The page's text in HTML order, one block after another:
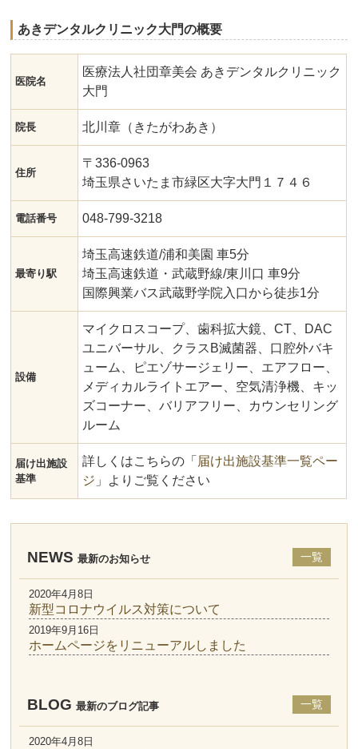
あきデンタルクリニック大門の概要
医院名
医療法人社団章美会 あきデンタルクリニック
大門
院長 北川章（きたがわあき）
住所
〒336-0963
埼玉県さいたま市緑区大字大門１７４６
電話番号 048-799-3218
最寄り駅
埼玉高速鉄道/浦和美園 車5分
埼玉高速鉄道・武蔵野線/東川口 車9分
国際興業バス武蔵野学院入口から徒歩1分
設備
マイクロスコープ、歯科拡大鏡、CT、DAC
ユニバーサル、クラスB滅菌器、口腔外バキ
ューム、
ピエゾサージェリー、 エアフロー、
メディカルライトエアー、空気清浄機、キッ
ズコーナー、バリアフリー、カウンセリング
ルーム
届け出施設
基準
詳しくはこちらの「 届け出施設基準一覧ペー
ジ 」よりご覧ください
NEWS 最新のお知らせ 一覧
2020年4月8日
新型コロナウイルス対策について
2019年9月16日
ホームページをリニューアルしました
BLOG 最新のブログ記事 一覧
2020年4月8日